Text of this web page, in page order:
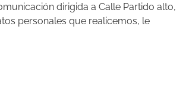
dirigida a Calle Partido alto,
personales que realicemos, le